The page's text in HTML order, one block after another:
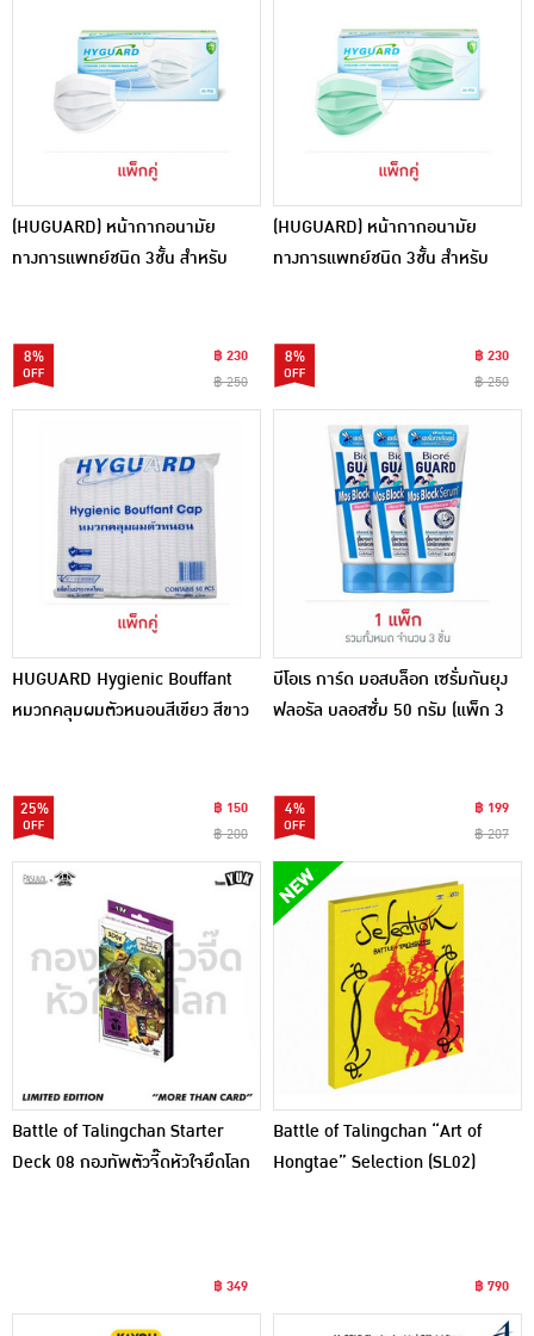
(HUGUARD) หน้ากากอนามัย
ทางการแพทย์ชนิด 3ชั้น สําหรับ
8%
฿ 230
฿ 250
(HUGUARD) หน้ากากอนามัย
ทางการแพทย์ชนิด 3ชั้น สําหรับ
8%
฿ 230
฿ 250
HUGUARD Hygienic Bouffant
หมวกคลุมผมตัวหนอนสีเขียว สีขาว
25%
฿ 150
฿ 200
บีโอเร การ์ด มอสบล็อก เซรั่มกันยุง
ฟลอรัล บลอสซั่ม 50 กรัม (แพ็ก 3
4%
฿ 199
฿ 207
Battle of Talingchan Starter
Deck 08 กองทัพตัวจี๊ดหัวใจยึดโลก
฿ 349
Battle of Talingchan “Art of
Hongtae” Selection (SL02)
฿ 790